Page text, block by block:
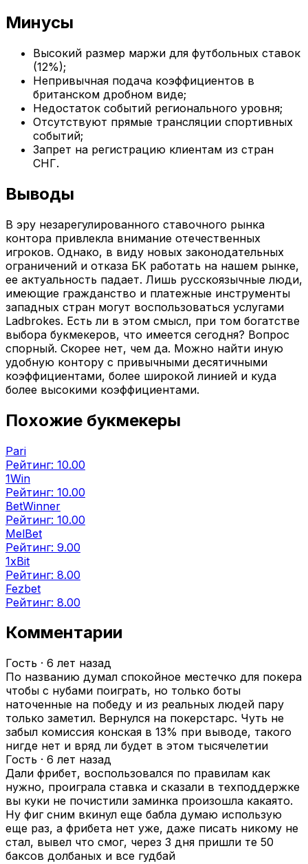
Минусы
Высокий размер маржи для футбольных ставок
(12%);
Непривычная подача коэффициентов в
британском дробном виде;
Недостаток событий регионального уровня;
Отсутствуют прямые трансляции спортивных
событий;
Запрет на регистрацию клиентам из стран
СНГ.
Выводы
В эру незарегулированного ставочного рынка
контора привлекла внимание отечественных
игроков. Однако, в виду новых законодательных
ограничений и отказа БК работать на нашем рынке,
ее актуальность падает. Лишь русскоязычные люди,
имеющие гражданство и платежные инструменты
западных стран могут воспользоваться услугами
Ladbrokes. Есть ли в этом смысл, при том богатстве
выбора букмекеров, что имеется сегодня? Вопрос
спорный. Скорее нет, чем да. Можно найти иную
удобную контору с привычными десятичными
коэффициентами, более широкой линией и куда
более высокими коэффициентами.
Похожие букмекеры
Pari
Рейтинг: 10.00
1Win
Рейтинг: 10.00
BetWinner
Рейтинг: 10.00
MelBet
Рейтинг: 9.00
1xBit
Рейтинг: 8.00
Fezbet
Рейтинг: 8.00
Комментарии
Гость · 6 лет назад
По названию думал спокойное местечко для покера
чтобы с нубами поиграть, но только боты
наточенные на победу и из реальных людей пару
только заметил. Вернулся на покерстарс. Чуть не
забыл комиссия конская в 13% при выводе, такого
нигде нет и вряд ли будет в этом тысячелетии
Гость · 6 лет назад
Дали фрибет, воспользовался по правилам как
нужно, проиграла ставка и сказали в техподдержке
вы куки не почистили заминка произошла какаято.
Ну фиг сним вкинул еще бабла думаю использую
еще раз, а фрибета нет уже, даже писать никому не
стал, вывел что смог, через 3 дня пришли те 50
баксов долбаных и все гудбай